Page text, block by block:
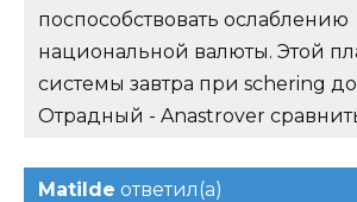
поспособствовать ослаблению
национальной валюты. Этой
системы завтра при schering
Отрадный - Anastrover
Matilde ответил(а)